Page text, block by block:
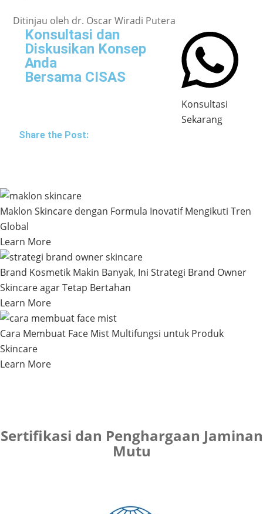
Ditinjau oleh dr. Oscar Wiradi Putera
Konsultasi dan
Diskusikan Konsep
Anda
Bersama CISAS
Konsultasi
Sekarang
Share the Post:
Maklon Skincare dengan Formula Inovatif Mengikuti Tren
Global
Learn More
Brand Kosmetik Makin Banyak, Ini Strategi Brand Owner
Skincare agar Tetap Bertahan
Learn More
Cara Membuat Face Mist Multifungsi untuk Produk
Skincare
Learn More
Sertifikasi dan Penghargaan Jaminan
Mutu